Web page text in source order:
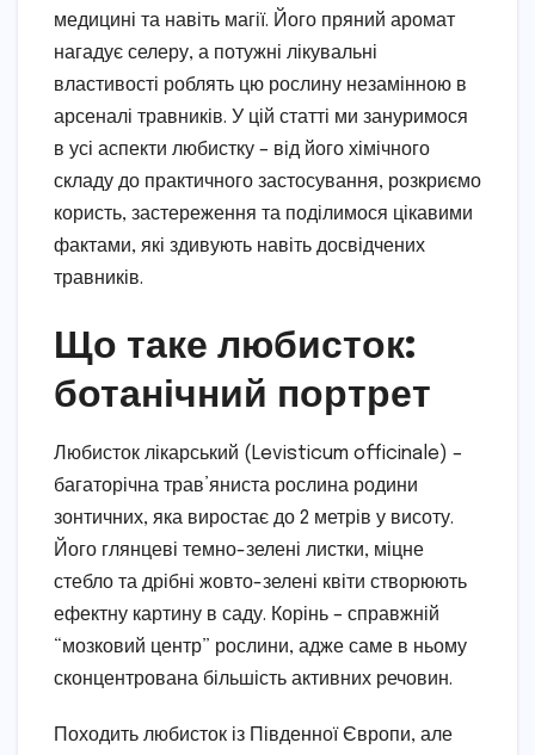
медицині та навіть магії. Його пряний аромат
нагадує селеру, а потужні лікувальні
властивості роблять цю рослину незамінною в
арсеналі травників. У цій статті ми зануримося
в усі аспекти любистку – від його хімічного
складу до практичного застосування, розкриємо
користь, застереження та поділимося цікавими
фактами, які здивують навіть досвідчених
травників.
Що таке любисток:
ботанічний портрет
Любисток лікарський (Levisticum officinale) –
багаторічна трав’яниста рослина родини
зонтичних, яка виростає до 2 метрів у висоту.
Його глянцеві темно-зелені листки, міцне
стебло та дрібні жовто-зелені квіти створюють
ефектну картину в саду. Корінь – справжній
“мозковий центр” рослини, адже саме в ньому
сконцентрована більшість активних речовин.
Походить любисток із Південної Європи, але